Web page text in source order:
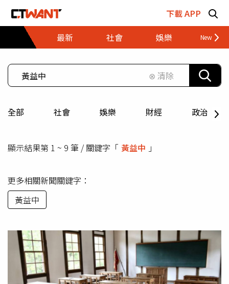
下載 APP
最新
社會 娛樂 財經
⊗ 清除
全部 社會 娛樂 財經 政治
顯示結果第 1 ~ 9 筆 / 關鍵字「 黃益中 」
更多相關新聞關鍵字：
黃益中